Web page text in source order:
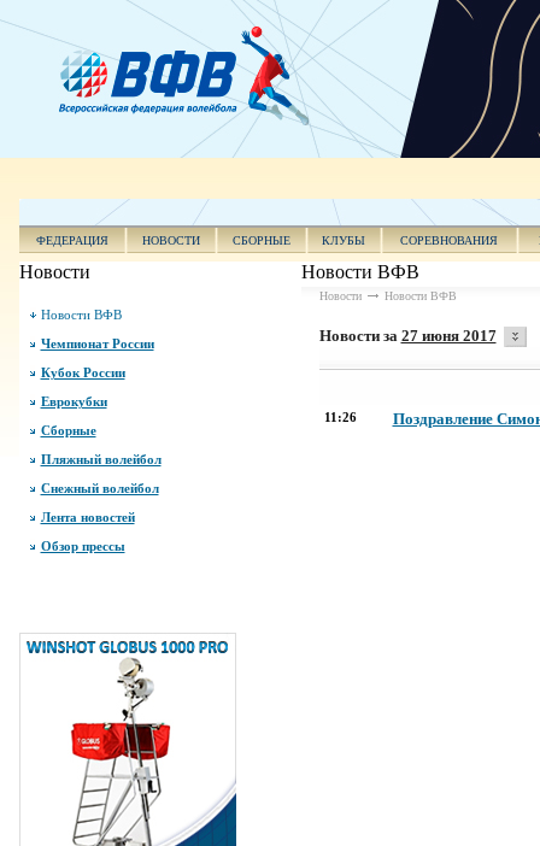
ФЕДЕРАЦИЯ НОВОСТИ СБОРНЫЕ КЛУБЫ СОРЕВНОВАНИЯ
Новости
Новости ВФВ
Чемпионат России
Кубок России
Еврокубки
Сборные
Пляжный волейбол
Снежный волейбол
Лента новостей
Обзор прессы
Новости ВФВ
Новости Новости ВФВ
Новости за 27 июня 2017
11:26 Поздравление